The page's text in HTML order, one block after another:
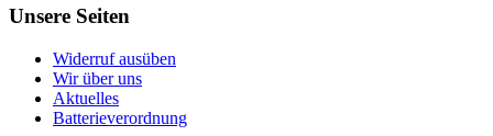
Unsere Seiten
Widerruf ausüben
Wir über uns
Aktuelles
Batterieverordnung